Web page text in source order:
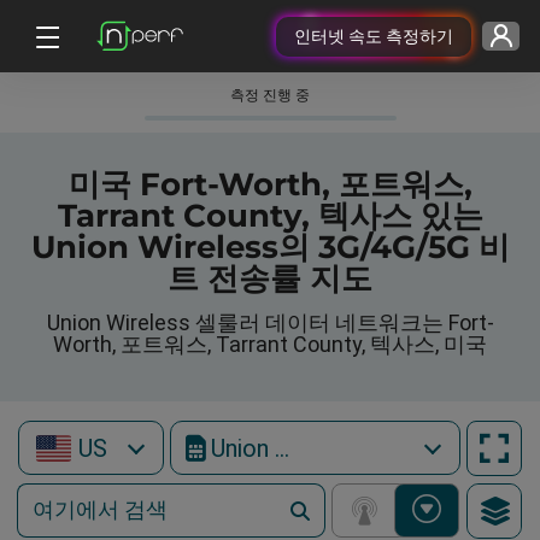
인터넷 속도 측정하기
측정 진행 중
미국 Fort-Worth, 포트워스,
Tarrant County, 텍사스 있는
Union Wireless의 3G/4G/5G 비
트 전송률 지도
Union Wireless 셀룰러 데이터 네트워크는 Fort-
Worth, 포트워스, Tarrant County, 텍사스, 미국
US Union Wireless